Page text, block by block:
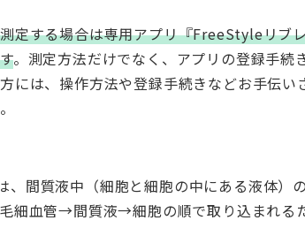
定する場合は専用アプリ『FreeStyleリブ
。測定方法だけでなく、アプリの登録手続
には、操作方法や登録手続きなどお手伝い
間質液中（細胞と細胞の中にある液体）
細血管→間質液→細胞の順で取り込まれる